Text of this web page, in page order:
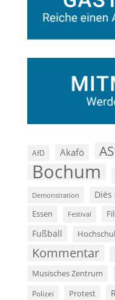
AfD Akafö
Bochum
Demonstration Diës
Essen Festival
Fußball
Kommentar
Musisches Zentrum
Polizei Protest